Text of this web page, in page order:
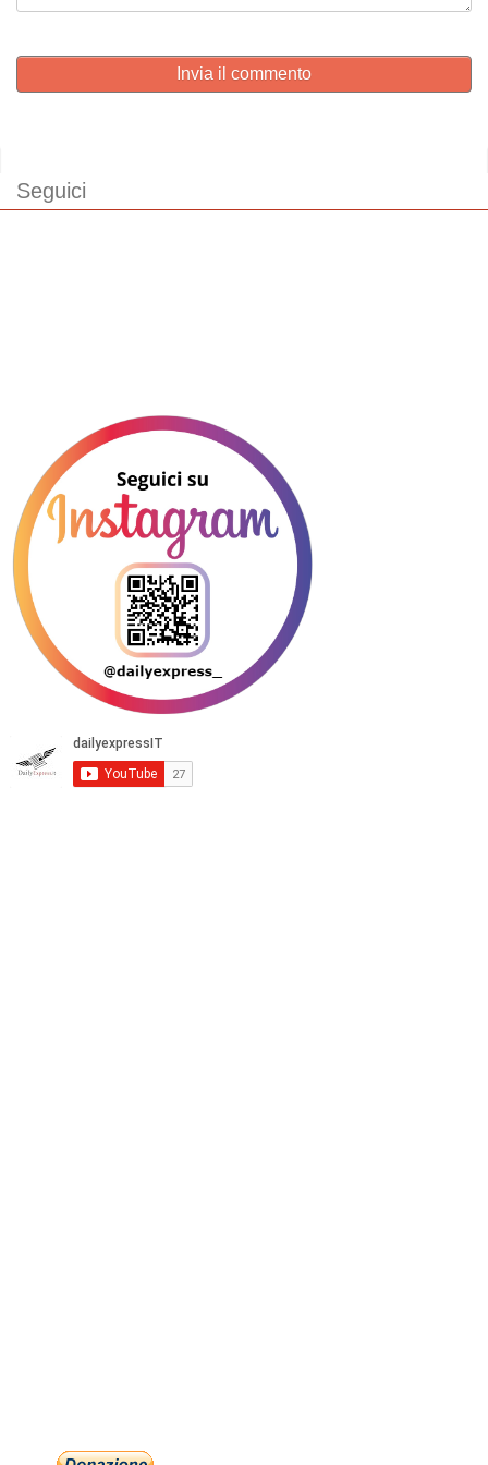
Invia il commento
Seguici